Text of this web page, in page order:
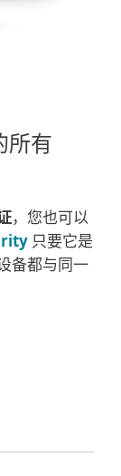
所有
，您也可以
只要它是
备都与同一